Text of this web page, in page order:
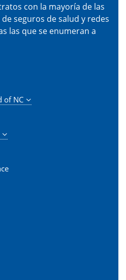
con la mayoría de las
seguros de salud y redes
las que se enumeran a
of NC